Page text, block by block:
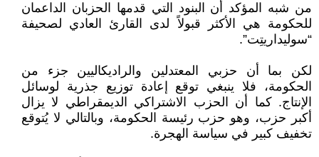
من شبه المؤكد أن البنود التي قدمها الحزبان الداعمان
للحكومة هي الأكثر قبولاً لدى القارئ العادي لصحيفة
“سوليداريتِت”.
لكن بما أن حزبي المعتدلين والراديكاليين جزء من
الحكومة، فلا ينبغي توقع إعادة توزيع جذرية لوسائل
الإنتاج. كما أن الحزب الاشتراكي الديمقراطي لا يزال
أكبر حزب، وهو حزب رئيسة الحكومة، وبالتالي لا يُتوقع
تخفيف كبير في سياسة الهجرة.